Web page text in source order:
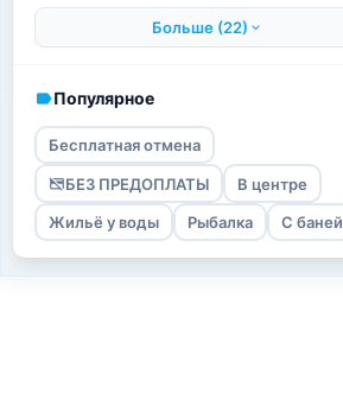
Больше (22)
Популярное
Бесплатная отмена
БЕЗ ПРЕДОПЛАТЫ В центре
Жильё у воды Рыбалка С баней